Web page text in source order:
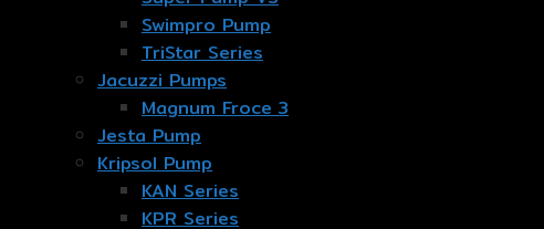
Swimpro Pump
TriStar Series
Jacuzzi Pumps
Magnum Froce 3
Jesta Pump
Kripsol Pump
KAN Series
KPR Series